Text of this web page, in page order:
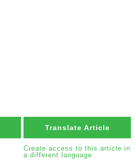
Translate Article
Create access to this article in
a different language.